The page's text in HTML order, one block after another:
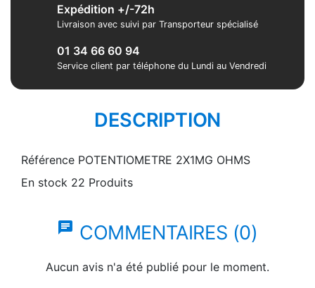
Expédition +/-72h
Livraison avec suivi par Transporteur spécialisé
01 34 66 60 94
Service client par téléphone du Lundi au Vendredi
DESCRIPTION
Référence POTENTIOMETRE 2X1MG OHMS
En stock 22 Produits
chat COMMENTAIRES (0)
Aucun avis n'a été publié pour le moment.